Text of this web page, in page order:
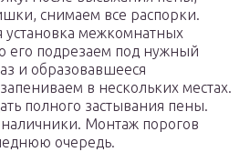
снимаем все распорки.
установка межкомнатных
его подрезаем под нужный
и образовавшееся
в нескольких местах.
полного застывания пены.
Монтаж порогов
очередь.